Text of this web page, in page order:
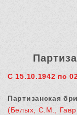
С 15.10.1942 по
Партизанская
(Белых, С.М.,